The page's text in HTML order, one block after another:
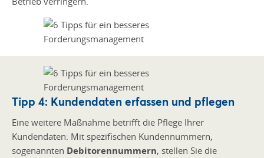
Tipp 4: Kundendaten erfassen und pflegen
Eine weitere Maßnahme betrifft die Pflege Ihrer
Kundendaten: Mit spezifischen Kundennummern,
sogenannten Debitorennummern, stellen Sie die